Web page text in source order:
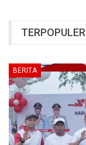
TERPOPULER
BERITA